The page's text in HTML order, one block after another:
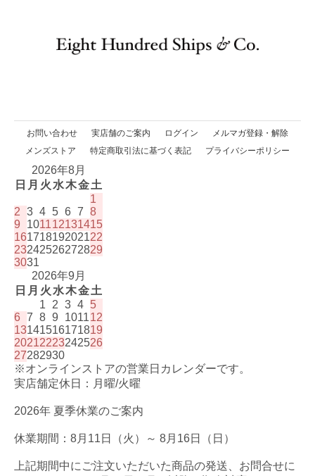
お問い合わせ 実店舗のご案内 ログイン
メルマガ登録・解除
メンズストア
特定商取引法に基づく表記 プライバシーポリシー
2026年8月
日 月 火 水木金土
1
2 3 4 5 6 7 8
9
101112131415
16171819202122
23242526272829
3031
2026年9月
日 月 火 水木金土
1
2 3 4 5
6 7 8 9 101112
13141516171819
20212223242526
27282930
※オンラインストアの営業日カレンダーです。
実店舗定休日：月曜/火曜
2026年 夏季休業のご案内
休業期間：8月11日（火）～ 8月16日（日）
上記期間中にご注文いただいた商品の発送、お問合せに